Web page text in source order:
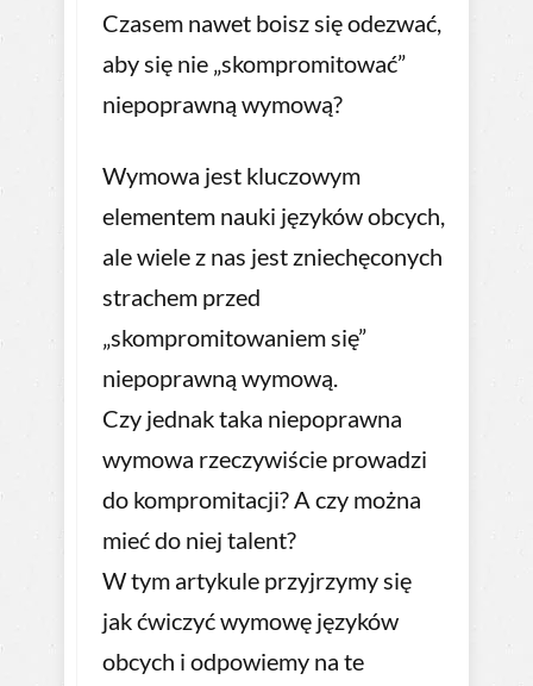
Czasem nawet boisz się odezwać,
aby się nie „skompromitować”
niepoprawną wymową?
Wymowa jest kluczowym
elementem nauki języków obcych,
ale wiele z nas jest zniechęconych
strachem przed
„skompromitowaniem się”
niepoprawną wymową.
Czy jednak taka niepoprawna
wymowa rzeczywiście prowadzi
do kompromitacji? A czy można
mieć do niej talent?
W tym artykule przyjrzymy się
jak ćwiczyć wymowę języków
obcych i odpowiemy na te